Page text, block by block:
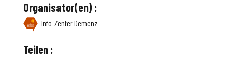
Organisator(en) :
Info-Zenter Demenz
Teilen :